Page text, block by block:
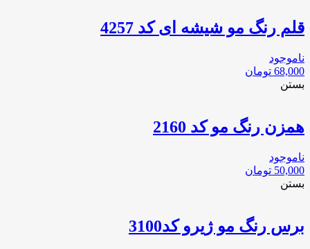
قلم رنگ مو شیشه ای کد 4257
ناموجود
68,000 تومان
بستن
همزن رنگ مو کد 2160
ناموجود
50,000 تومان
بستن
برس رنگ مو ژيرو كد3100